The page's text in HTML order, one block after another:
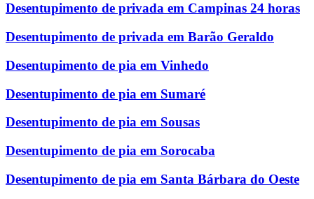
Desentupimento de privada em Campinas 24 horas
Desentupimento de privada em Barão Geraldo
Desentupimento de pia em Vinhedo
Desentupimento de pia em Sumaré
Desentupimento de pia em Sousas
Desentupimento de pia em Sorocaba
Desentupimento de pia em Santa Bárbara do Oeste